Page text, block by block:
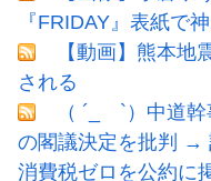
『FRIDAY』表紙で
【動画】熊本地
される
（ ´_ゝ`）中道
の閣議決定を批判 →
消費税ゼロを公約に